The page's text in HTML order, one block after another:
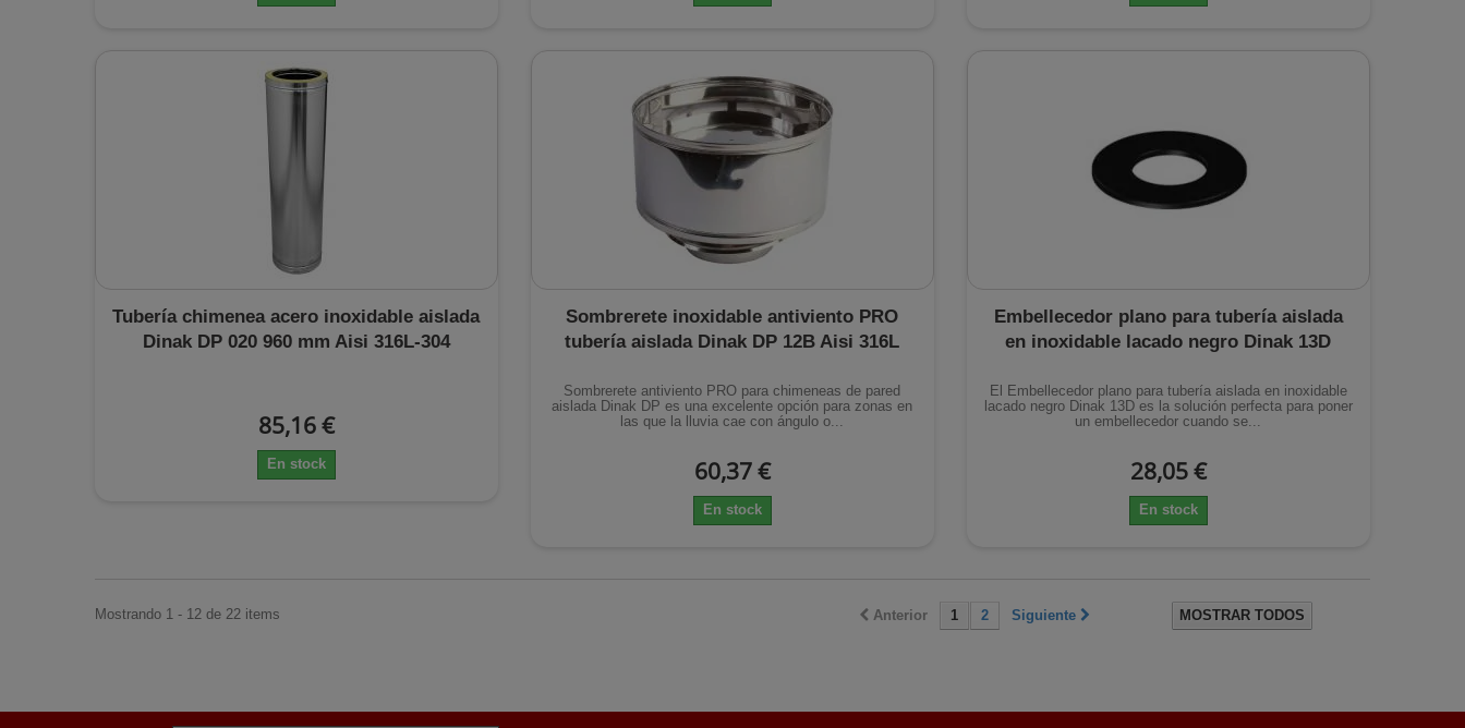
Tubería chimenea acero inoxidable aislada
Dinak DP 020 960 mm Aisi 316L-304
85,16 €
En stock
Sombrerete inoxidable antiviento PRO
tubería aislada Dinak DP 12B Aisi 316L
Sombrerete antiviento PRO para chimeneas de pared
aislada Dinak DP es una excelente opción para zonas en
las que la lluvia cae con ángulo o...
60,37 €
En stock
Embellecedor plano para tubería aislada
en inoxidable lacado negro Dinak 13D
El Embellecedor plano para tubería aislada en inoxidable
lacado negro Dinak 13D es la solución perfecta para poner
un embellecedor cuando se...
28,05 €
En stock
MOSTRAR TODOS
Anterior 1 2 Siguiente
Mostrando 1 - 12 de 22 items